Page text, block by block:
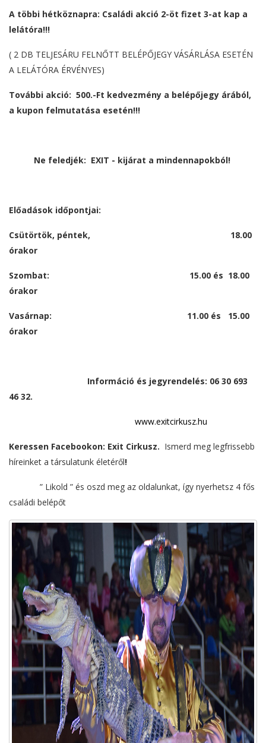
A többi hétköznapra: Családi akció 2-öt fizet 3-at kap a
lelátóra!!!
( 2 DB TELJESÁRU FELNŐTT BELÉPŐJEGY VÁSÁRLÁSA ESETÉN
A LELÁTÓRA ÉRVÉNYES)
További akció: 500.-Ft kedvezmény a belépőjegy árából,
a kupon felmutatása esetén!!!
Ne feledjék: EXIT - kijárat a mindennapokból!
Előadások időpontjai:
Csütörtök, péntek, 18.00
órakor
Szombat: 15.00 és 18.00
órakor
Vasárnap: 11.00 és 15.00
órakor
Információ és jegyrendelés: 06 30 693
46 32.
www.exitcirkusz.hu
Keressen Facebookon: Exit Cirkusz. Ismerd meg legfrissebb
híreinket a társulatunk életéről!
” Likold ” és oszd meg az oldalunkat, így nyerhetsz 4 fős
családi belépőt